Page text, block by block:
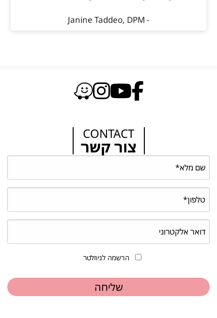
- Janine Taddeo, DPM
CONTACT
צור קשר
הרשמה לניוזלטר